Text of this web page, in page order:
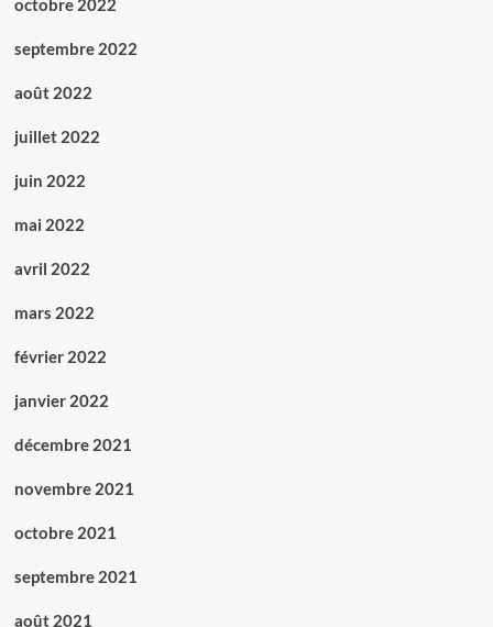
octobre 2022
septembre 2022
août 2022
juillet 2022
juin 2022
mai 2022
avril 2022
mars 2022
février 2022
janvier 2022
décembre 2021
novembre 2021
octobre 2021
septembre 2021
août 2021